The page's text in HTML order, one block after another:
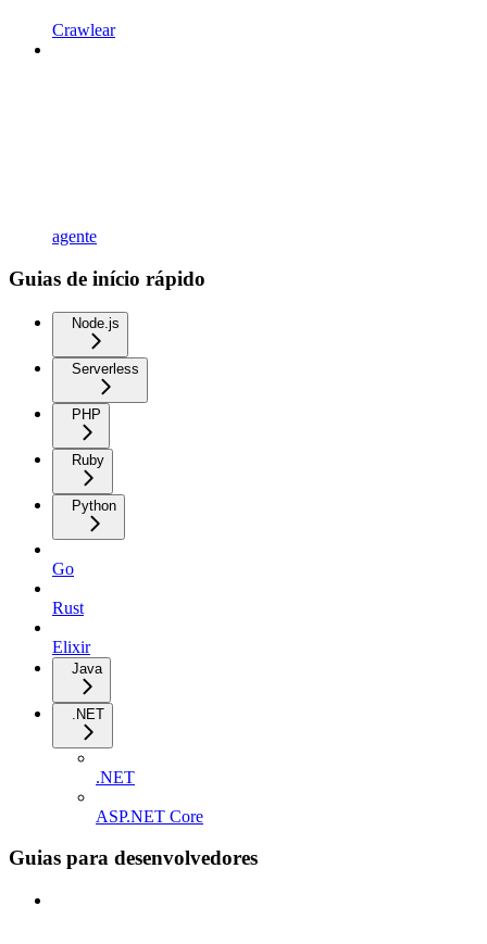
Crawlear
agente
Guias de início rápido
Node.js
Serverless
PHP
Ruby
Python
Go
Rust
Elixir
Java
.NET
.NET
ASP.NET Core
Guias para desenvolvedores